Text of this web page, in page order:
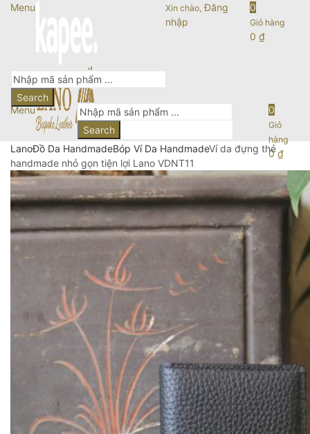
Menu Xin chào, Đăng
nhập
0
Giỏ hàng
0 ₫
Search
Menu
Search
0
Giỏ
hàng
0₫
LanoĐồ Da HandmadeBóp Ví Da HandmadeVí da đựng thẻ
handmade nhỏ gọn tiện lợi Lano VDNT11